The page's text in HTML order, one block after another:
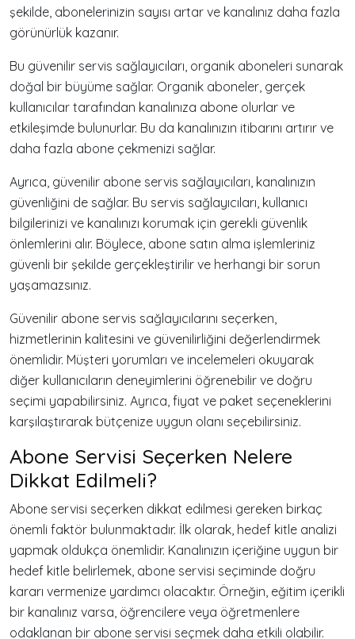
şekilde, abonelerinizin sayısı artar ve kanalınız daha fazla
görünürlük kazanır.
Bu güvenilir servis sağlayıcıları, organik aboneleri sunarak
doğal bir büyüme sağlar. Organik aboneler, gerçek
kullanıcılar tarafından kanalınıza abone olurlar ve
etkileşimde bulunurlar. Bu da kanalınızın itibarını artırır ve
daha fazla abone çekmenizi sağlar.
Ayrıca, güvenilir abone servis sağlayıcıları, kanalınızın
güvenliğini de sağlar. Bu servis sağlayıcıları, kullanıcı
bilgilerinizi ve kanalınızı korumak için gerekli güvenlik
önlemlerini alır. Böylece, abone satın alma işlemleriniz
güvenli bir şekilde gerçekleştirilir ve herhangi bir sorun
yaşamazsınız.
Güvenilir abone servis sağlayıcılarını seçerken,
hizmetlerinin kalitesini ve güvenilirliğini değerlendirmek
önemlidir. Müşteri yorumları ve incelemeleri okuyarak
diğer kullanıcıların deneyimlerini öğrenebilir ve doğru
seçimi yapabilirsiniz. Ayrıca, fiyat ve paket seçeneklerini
karşılaştırarak bütçenize uygun olanı seçebilirsiniz.
Abone Servisi Seçerken Nelere
Dikkat Edilmeli?
Abone servisi seçerken dikkat edilmesi gereken birkaç
önemli faktör bulunmaktadır. İlk olarak, hedef kitle analizi
yapmak oldukça önemlidir. Kanalınızın içeriğine uygun bir
hedef kitle belirlemek, abone servisi seçiminde doğru
kararı vermenize yardımcı olacaktır. Örneğin, eğitim içerikli
bir kanalınız varsa, öğrencilere veya öğretmenlere
odaklanan bir abone servisi seçmek daha etkili olabilir.